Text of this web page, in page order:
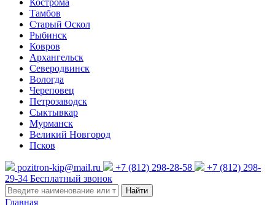
Тамбов
Старый Оскол
Рыбинск
Ковров
Архангельск
Северодвинск
Вологда
Череповец
Петрозаводск
Сыктывкар
Мурманск
Великий Новгород
Псков
pozitron-kip@mail.ru +7 (812) 298-28-58
+7 (812) 298-
29-34 Бесплатный звонок
Найти
Главная